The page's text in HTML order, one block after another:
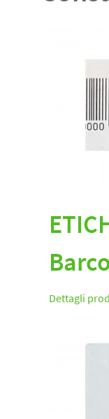
Dettagli